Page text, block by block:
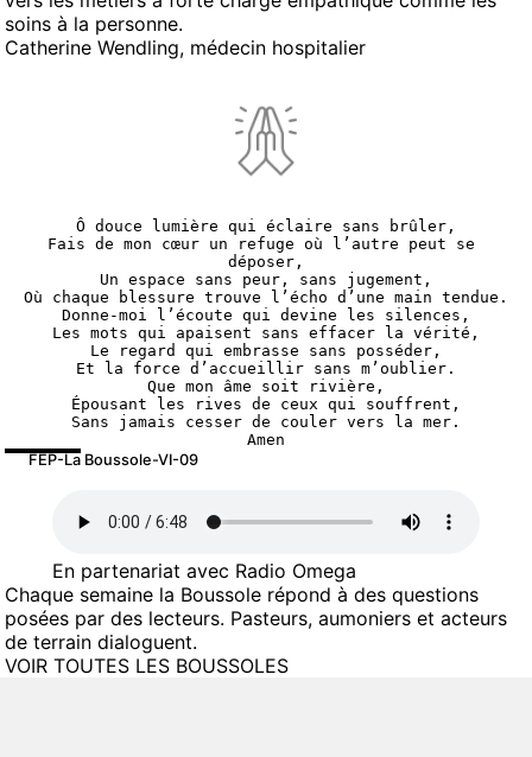
soins à la personne.
Catherine Wendling, médecin hospitalier
Ô douce lumière qui éclaire sans brûler,
Fais de mon cœur un refuge où l’autre peut se
déposer,
Un espace sans peur, sans jugement,
Où chaque blessure trouve l’écho d’une main tendue.
Donne-moi l’écoute qui devine les silences,
Les mots qui apaisent sans effacer la vérité,
Le regard qui embrasse sans posséder,
Et la force d’accueillir sans m’oublier.
Que mon âme soit rivière,
Épousant les rives de ceux qui souffrent,
Sans jamais cesser de couler vers la mer.
Amen
FEP-La Boussole-VI-09
En partenariat avec Radio Omega
Chaque semaine la Boussole répond à des questions
posées par des lecteurs. Pasteurs, aumoniers et acteurs
de terrain dialoguent.
VOIR TOUTES LES BOUSSOLES